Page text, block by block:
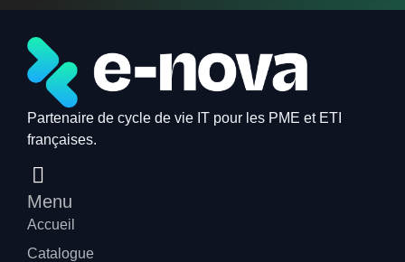
Partenaire de cycle de vie IT pour les PME et ETI
françaises.
Menu
Accueil
Catalogue